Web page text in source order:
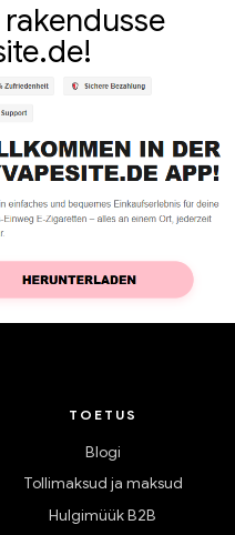
TOETUS
Blogi
Tollimaksud ja maksud
Hulgimüük B2B